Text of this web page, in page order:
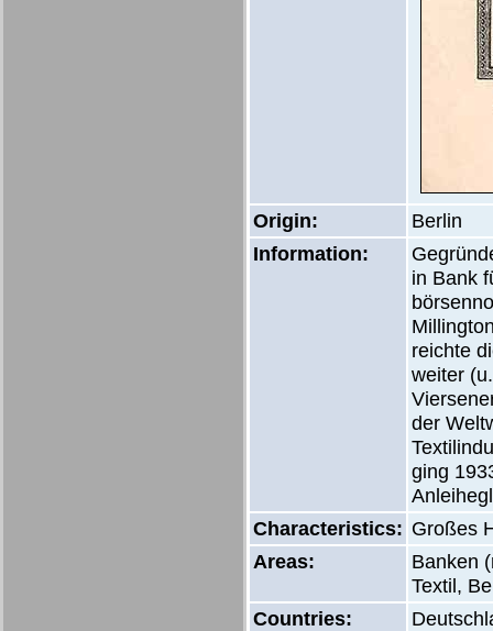
Origin:
Berlin
Information:
in Bank
reichte
weiter
der
ging
Characteristics: Großes
Areas:
Banken
Textil,
Countries: